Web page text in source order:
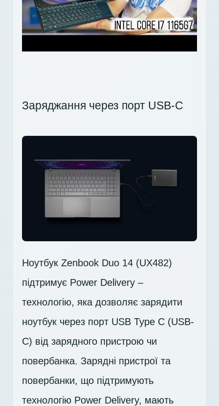
Заряджання через порт USB-C
Ноутбук Zenbook Duo 14 (UX482)
підтримує Power Delivery –
технологію, яка дозволяє зарядити
ноутбук через порт USB Type C (USB-
C) від зарядного пристрою чи
повербанка. Зарядні пристрої та
повербанки, що підтримують
технологію Power Delivery, мають